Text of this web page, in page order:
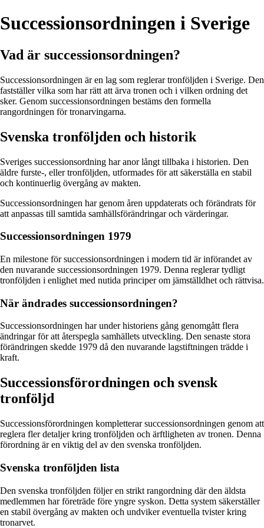
Successionsordningen i Sverige
Vad är successionsordningen?
Successionsordningen är en lag som reglerar tronföljden i Sverige. Den
fastställer vilka som har rätt att ärva tronen och i vilken ordning det
sker. Genom successionsordningen bestäms den formella
rangordningen för tronarvingarna.
Svenska tronföljden och historik
Sveriges successionsordning har anor långt tillbaka i historien. Den
äldre furste-, eller tronföljden, utformades för att säkerställa en stabil
och kontinuerlig övergång av makten.
Successionsordningen har genom åren uppdaterats och förändrats för
att anpassas till samtida samhällsförändringar och värderingar.
Successionsordningen 1979
En milestone för successionsordningen i modern tid är införandet av
den nuvarande successionsordningen 1979. Denna reglerar tydligt
tronföljden i enlighet med nutida principer om jämställdhet och rättvisa.
När ändrades successionsordningen?
Successionsordningen har under historiens gång genomgått flera
ändringar för att återspegla samhällets utveckling. Den senaste stora
förändringen skedde 1979 då den nuvarande lagstiftningen trädde i
kraft.
Successionsförordningen och svensk
tronföljd
Successionsförordningen kompletterar successionsordningen genom att
reglera fler detaljer kring tronföljden och ärftligheten av tronen. Denna
förordning är en viktig del av den svenska tronföljden.
Svenska tronföljden lista
Den svenska tronföljden följer en strikt rangordning där den äldsta
medlemmen har företräde före yngre syskon. Detta system säkerställer
en stabil övergång av makten och undviker eventuella tvister kring
tronarvet.